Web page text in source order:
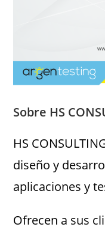
Sobre HS
HS
diseño y
aplicaciones y
Ofrecen a sus